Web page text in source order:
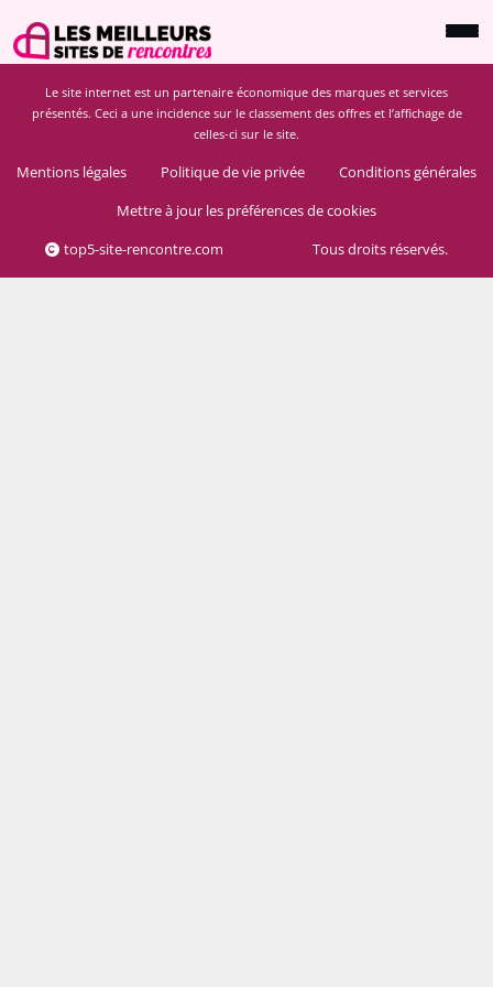
Le site internet est un partenaire économique des marques et services
présentés. Ceci a une incidence sur le classement des offres et l’affichage de
celles-ci sur le site.
Mentions légales Politique de vie privée
Conditions générales
Mettre à jour les préférences de cookies
top5-site-rencontre.com
Tous droits réservés.